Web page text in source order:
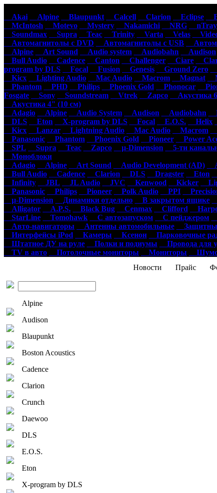
Akai
Alpine Blaupunkt Calcell Clarion Eclipse
McIntosh
Motevo Mystery Nakamichi NRG
nTray
Soundmax
Supra Teac Trinity Varta Velas
Автомагнитолы с DVD
Автомагнитолы с USB
Alpine
Art Sound Audio system Audiobahn
Audison
Bull Audio
Cadence Canton Challenger Ciare
program by DLS
Focal Fusion Genesis Ground Zero
Kicx
Lighting Audio Mac Audio Macrom Magnat
Phantom
PHD Philips Phoenix Gold Phonocar
Fosgate
Sony Soundstream Vtrek Zapco
Акустика
Акустика 4" (10 см)
Adagio
Alpine Audio System Audison Audiobahn
DLS
Eton X-program by DLS Focal E.O.S. Helix
Kicx
Lanzar Lightning Audio Mac Audio Macrom
Panasonic
Phantom Phoenix Gold Pioneer
Power
SPL
Supra Teac Zapco µ-Dimension
5-ти
Моноблоки
Adagio
Alpine Art Sound Audio Development (AD)
Bull Audio
Cadence Clarion DLS Dragster Eton
Infinity
JBL JL Audio JVC Kenwood Kicker
Panasonic
Philips Pioneer Polk Audio PPI
µ-Dimension
Динамики отдельно В закрытом ящике
Alligator
A.P.S. Black Bug Cenmax Clifford
StarLine
Tomohawk С автозапуском С пейджером
Авто-навигаторы
Антенны автомобильные
Интерфейсы iPod
Камеры Ксенон
Парковочные
Штатное ДУ на руле
Полки и подиумы
Провода для
TV в авто
Потолочные мониторы Мониторы
Новости Прайс
Alpine
Audison
Blaupunkt
Boston Acoustics
Cadence
Clarion
Crunch
Daewoo
DLS
E.O.S.
Eton
X-program by DLS